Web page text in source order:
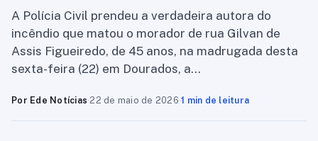
A Polícia Civil prendeu a verdadeira autora do
incêndio que matou o morador de rua Gilvan de
Assis Figueiredo, de 45 anos, na madrugada desta
sexta-feira (22) em Dourados, a…
Por Ede Notícias·22 de maio de 2026·1 min de leitura